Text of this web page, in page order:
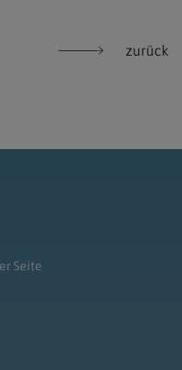
zurück
Seite